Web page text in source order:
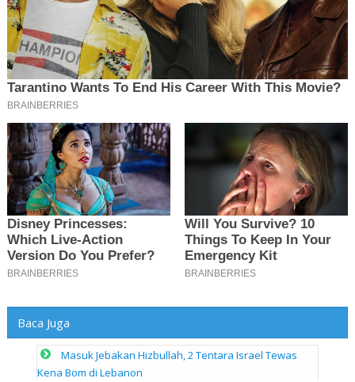
Baca Juga
Masuk Jebakan Hizbullah, 2 Tentara Israel Tewas
Kena Bom di Lebanon